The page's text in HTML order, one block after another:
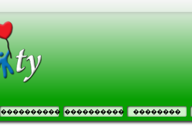
���������� ���������� ��������